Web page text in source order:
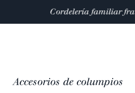
Satisfacción valorada
Accesorios de columpios